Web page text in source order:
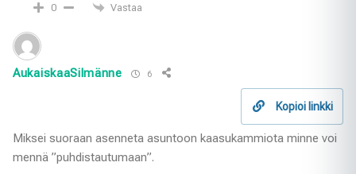
0 Vastaa
AukaiskaaSilmänne 6
Kopioi linkki
Miksei suoraan asenneta asuntoon kaasukammiota minne voi
mennä ”puhdistautumaan”.